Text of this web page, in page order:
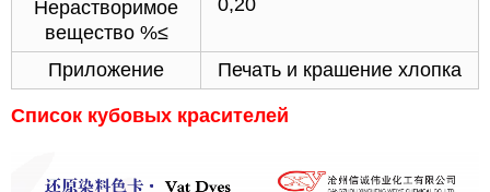
Нерастворимое
вещество %≤
0,20
Приложение Печать и крашение хлопка
Список кубовых красителей